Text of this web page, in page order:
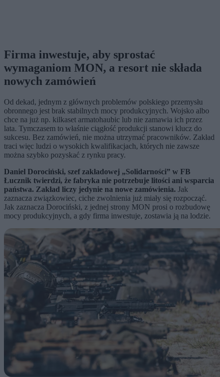
Firma inwestuje, aby sprostać
wymaganiom MON, a resort nie składa
nowych zamówień
Od dekad, jednym z głównych problemów polskiego przemysłu
obronnego jest brak stabilnych mocy produkcyjnych. Wojsko albo
chce na już np. kilkaset armatohaubic lub nie zamawia ich przez
lata. Tymczasem to właśnie ciągłość produkcji stanowi klucz do
sukcesu. Bez zamówień, nie można utrzymać pracowników. Zakład
traci więc ludzi o wysokich kwalifikacjach, których nie zawsze
można szybko pozyskać z rynku pracy.
Daniel Dorociński, szef zakładowej „Solidarności” w FB
Łucznik twierdzi, że fabryka nie potrzebuje litości ani wsparcia
państwa. Zakład liczy jedynie na nowe zamówienia. Jak
zaznacza związkowiec, ciche zwolnienia już miały się rozpocząć.
Jak zaznacza Dorociński, z jednej strony MON prosi o rozbudowę
mocy produkcyjnych, a gdy firma inwestuje, zostawia ją na lodzie.